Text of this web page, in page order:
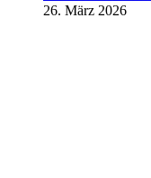
26. März 2026